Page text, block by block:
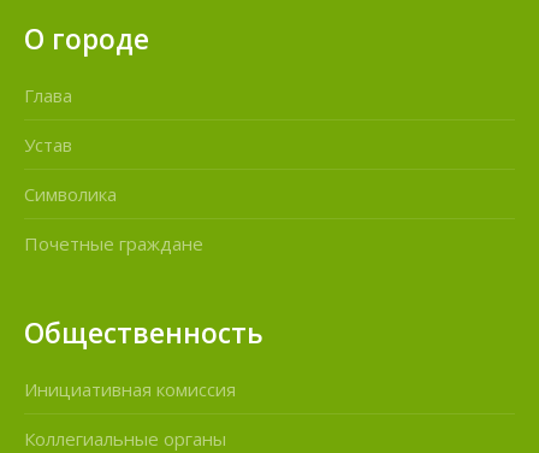
О городе
Глава
Устав
Символика
Почетные граждане
Общественность
Инициативная комиссия
Коллегиальные органы